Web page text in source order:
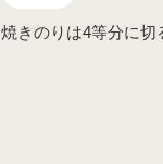
焼きのりは4等分に切